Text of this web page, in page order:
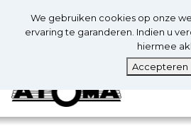
We gebruiken cookies op onze
ervaring te garanderen. Indien u
hiermee
Accepteren